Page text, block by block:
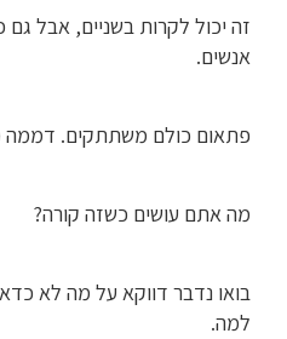
זה יכול לקרות בשניים, אבל
אנשים.
פתאום כולם משתתקים.
מה אתם עושים כשזה קורה?
בואו נדבר דווקא על מה לא
למה.